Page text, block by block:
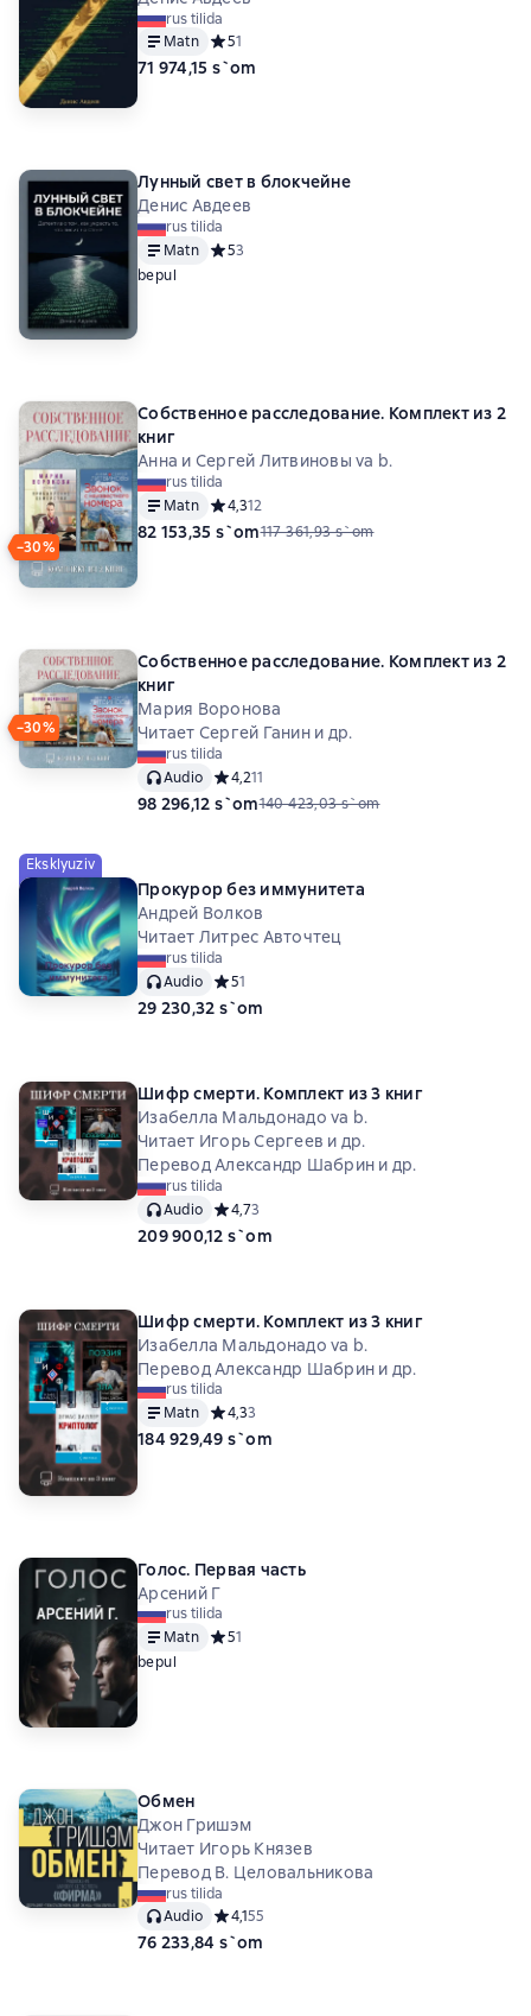
rus tilida
Matn
Средний рейтинг 5 на основе 1 оценок
51
71 974,15 s`om
Лунный свет в блокчейне
Денис Авдеев
rus tilida
Matn
Средний рейтинг 5 на основе 3 оценок
53
bepul
−30%
Собственное расследование. Комплект из 2
книг
Анна и Сергей Литвиновы va b.
rus tilida
Matn
Средний рейтинг 4,3 на основе 12 оценок
4,312
82 153,35 s`om117 361,93 s`om
−30%
Собственное расследование. Комплект из 2
книг
Мария Воронова
Читает Сергей Ганин и др.
rus tilida
Audio
Средний рейтинг 4,2 на основе 11 оценок
4,211
98 296,12 s`om140 423,03 s`om
Eksklyuziv
Прокурор без иммунитета
Андрей Волков
Читает Литрес Авточтец
rus tilida
Audio
Средний рейтинг 5 на основе 1 оценок
51
29 230,32 s`om
Шифр смерти. Комплект из 3 книг
Изабелла Мальдонадо va b.
Читает Игорь Сергеев и др.
Перевод Александр Шабрин и др.
rus tilida
Audio
Средний рейтинг 4,7 на основе 3 оценок
4,73
209 900,12 s`om
Шифр смерти. Комплект из 3 книг
Изабелла Мальдонадо va b.
Перевод Александр Шабрин и др.
rus tilida
Matn
Средний рейтинг 4,3 на основе 3 оценок
4,33
184 929,49 s`om
Голос. Первая часть
Арсений Г
rus tilida
Matn
Средний рейтинг 5 на основе 1 оценок
51
bepul
Обмен
Джон Гришэм
Читает Игорь Князев
Перевод В. Целовальникова
rus tilida
Audio
Средний рейтинг 4,1 на основе 55 оценок
4,155
76 233,84 s`om